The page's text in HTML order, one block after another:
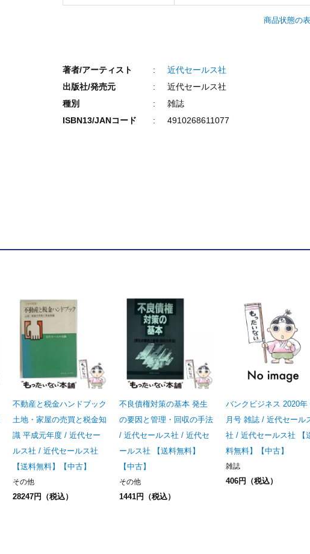
商品状態の
著者/アーティスト
近代セールス社
出版社/発売元
近代セールス社
種別
雑誌
ISBN13/JANコード
4910268611077
不動産と税金ハンドブック
土地・家屋の売買と税金知
識 平成元年度 / 近代セー
ルス社 / 近代セールス社
【送料無料】【中古】
その他
28247円（税込）
不良債権対策の基本 発生
の要因と管理・回収の手法
/ 近代セールス社 / 近代セ
ールス社 【送料無料】
【中古】
その他
1441円（税込）
バンクビジネス 2020年
月号 雑誌 / 近代セール
社 / 近代セールス社 【
料無料】【中古】
雑誌
406円（税込）